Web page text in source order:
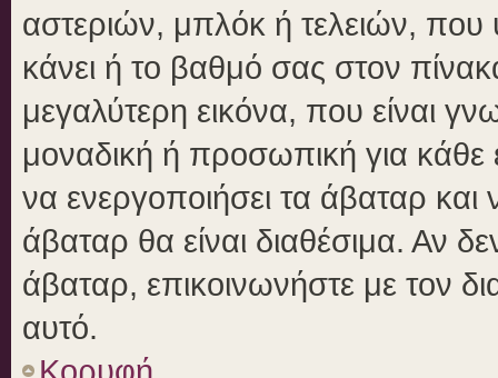
αστεριών, μπλόκ ή τελειών, που
κάνει ή το βαθμό σας στον
μεγαλύτερη εικόνα, που είναι
μοναδική ή προσωπική για κάθε
να ενεργοποιήσει τα άβαταρ και
άβαταρ θα είναι διαθέσιμα. Αν
άβαταρ, επικοινωνήστε με τον
αυτό.